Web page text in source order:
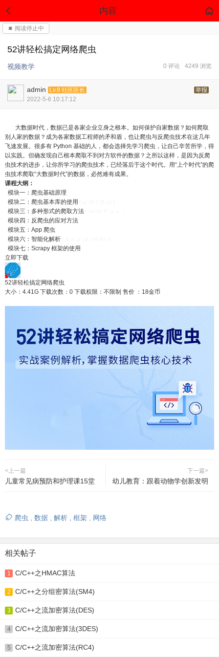
内容
⏹ 阅读停止中
52讲轻松搞定网络爬虫
视频教学 4249 浏览
0 评论
admin Lv.9 社区区长
举报
2022-5-6 10:17:12
大数据时代，数据已是各家企业立身之根本。如何保护自家数据？如何爬取
别人家的数据？成为各家数据工程师的矛和盾，也让爬虫与反爬虫技术在这几年
飞速发展。很多有 Python 基础的人，都会选择先学习爬虫，让自己辛苦所学，得
以实践。但确发现自己根本爬取不到对方软件的数据？之所以这样，是因为反爬
虫技术的进步，让你所学习的爬虫技术，已经落后于这个时代。用“上个时代”的爬
虫技术爬取“大数据时代”的数据，必然难有成果。
课程大纲：
模块一：爬虫基础原理
模块二：爬虫基本库的使用
模块三：多种形式的爬取方法
模块四：反爬虫的应对方法
模块五：App 爬虫
模块六：智能化解析
模块七：Scrapy 框架的使用
立即下载
52讲轻松搞定网络爬虫
大小：4.41G 下载次数：0 下载权限：不限制 售价 ：18金币
<上一篇
儿童常见病预防和护理课15堂
下一篇>
幼儿教育：跟着动物学创新发明
爬虫 , 数据 , 解析 , 框架 , 网络
相关帖子
1 C/C++之HMAC算法
2 C/C++之分组密算法(SM4)
3 C/C++之流加密算法(DES)
4 C/C++之流加密算法(3DES)
5 C/C++之流加密算法(RC4)